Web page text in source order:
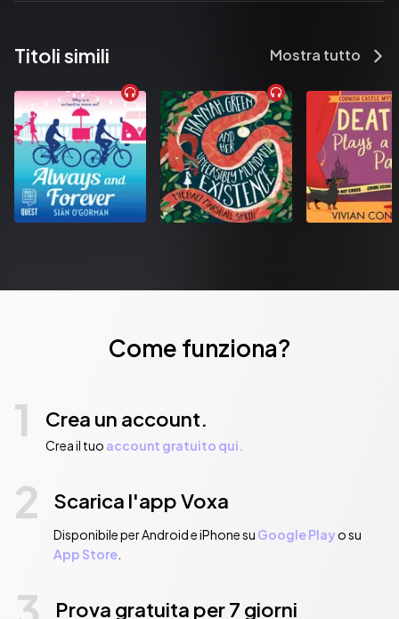
Titoli simili Mostra tutto
Come funziona?
1 Crea un account.
Crea il tuo account gratuito qui.
2 Scarica l'app Voxa
Disponibile per Android e iPhone su Google Playo su
App Store.
Prova gratuita per 7 giorni